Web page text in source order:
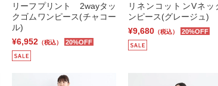
リーフプリント 2wayタッ
クゴムワンピース(チャコー
ル)
¥6,952 （税込） 20%OFF
リネンコットンVネッ
ンピース(グレージュ)
¥9,680 （税込） 20%OFF